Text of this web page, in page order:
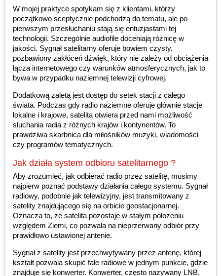
W mojej praktyce spotykam się z klientami, którzy
początkowo sceptycznie podchodzą do tematu, ale po
pierwszym przesłuchaniu stają się entuzjastami tej
technologii. Szczególnie audiofile doceniają różnicę w
jakości. Sygnał satelitarny oferuje bowiem czysty,
pozbawiony zakłóceń dźwięk, który nie zależy od obciążenia
łącza internetowego czy warunków atmosferycznych, jak to
bywa w przypadku naziemnej telewizji cyfrowej.
Dodatkową zaletą jest dostęp do setek stacji z całego
świata. Podczas gdy radio naziemne oferuje głównie stacje
lokalne i krajowe, satelita otwiera przed nami możliwość
słuchania radia z różnych krajów i kontynentów. To
prawdziwa skarbnica dla miłośników muzyki, wiadomości
czy programów tematycznych.
Jak działa system odbioru satelitarnego ?
Aby zrozumieć, jak odbierać radio przez satelitę, musimy
najpierw poznać podstawy działania całego systemu. Sygnał
radiowy, podobnie jak telewizyjny, jest transmitowany z
satelity znajdującego się na orbicie geostacjonarnej.
Oznacza to, że satelita pozostaje w stałym położeniu
względem Ziemi, co pozwala na nieprzerwany odbiór przy
prawidłowo ustawionej antenie.
Sygnał z satelity jest przechwytywany przez antenę, której
kształt pozwala skupić fale radiowe w jednym punkcie, gdzie
znajduje się konwerter. Konwerter, często nazywany LNB,